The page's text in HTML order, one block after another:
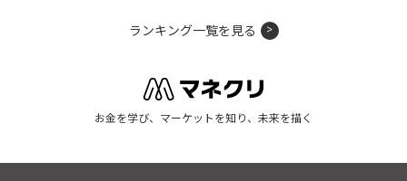
ランキング一覧を見る
お金を学び、マーケットを知り、未来を描く